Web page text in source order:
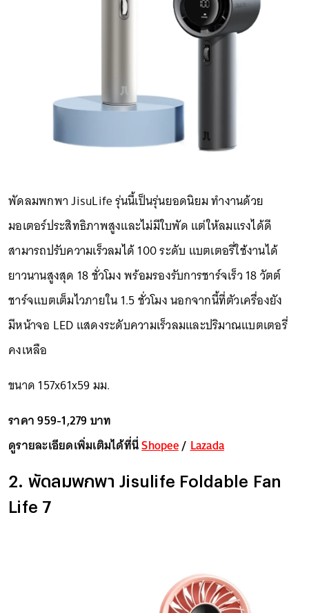
พัดลมพกพา JisuLife รุ่นนี้เป็นรุ่นยอดนิยม ทำงานด้วย
มอเตอร์ประสิทธิภาพสูงและไม่มีใบพัด แต่ให้ลมแรงได้ดี
สามารถปรับความเร็วลมได้ 100 ระดับ แบตเตอรี่ใช้งานได้
ยาวนานสูงสุด 18 ชั่วโมง พร้อมรองรับการชาร์จเร็ว 18 วัตต์
ชาร์จแบตเต็มไวภายใน 1.5 ชั่วโมง นอกจากนี้ที่ตัวเครื่องยัง
มีหน้าจอ LED แสดงระดับความเร็วลมและปริมาณแบตเตอรี่
คงเหลือ
ขนาด 157x61x59 มม.
ราคา 959-1,279 บาท
ดูรายละเอียดเพิ่มเติมได้ที่นี่Shopee/Lazada
2. พัดลมพกพา Jisulife Foldable Fan
Life 7